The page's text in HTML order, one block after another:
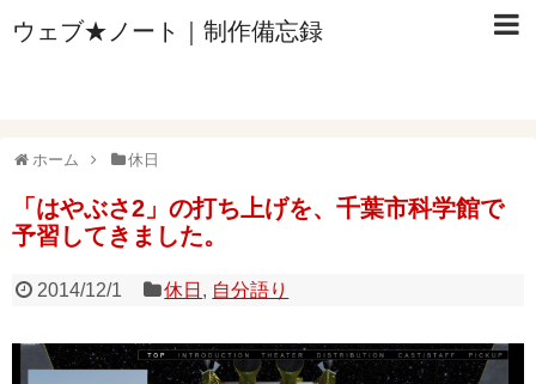
ウェブ★ノート｜制作備忘録
ホーム 休日
「はやぶさ2」の打ち上げを、千葉市科学館で
予習してきました。
2014/12/1 休日 , 自分語り